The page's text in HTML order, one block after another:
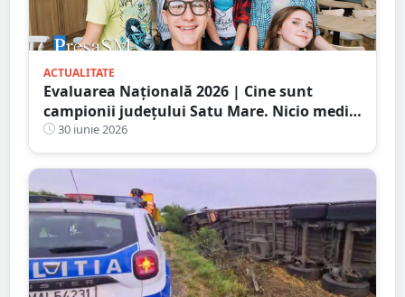
ACTUALITATE
Evaluarea Națională 2026 | Cine sunt
campionii județului Satu Mare. Nicio medie
de zece
30 iunie 2026